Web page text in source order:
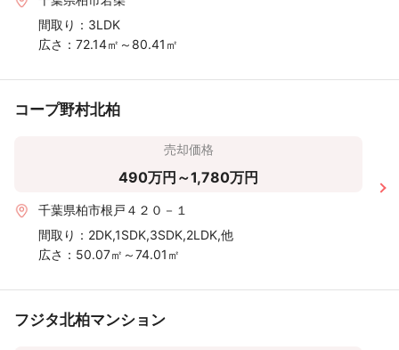
間取り： 3LDK
広さ： 72.14㎡～80.41㎡
コープ野村北柏
売却価格
490万円～1,780万円
千葉県柏市根戸４２０－１
間取り： 2DK,1SDK,3SDK,2LDK,他
広さ： 50.07㎡～74.01㎡
フジタ北柏マンション